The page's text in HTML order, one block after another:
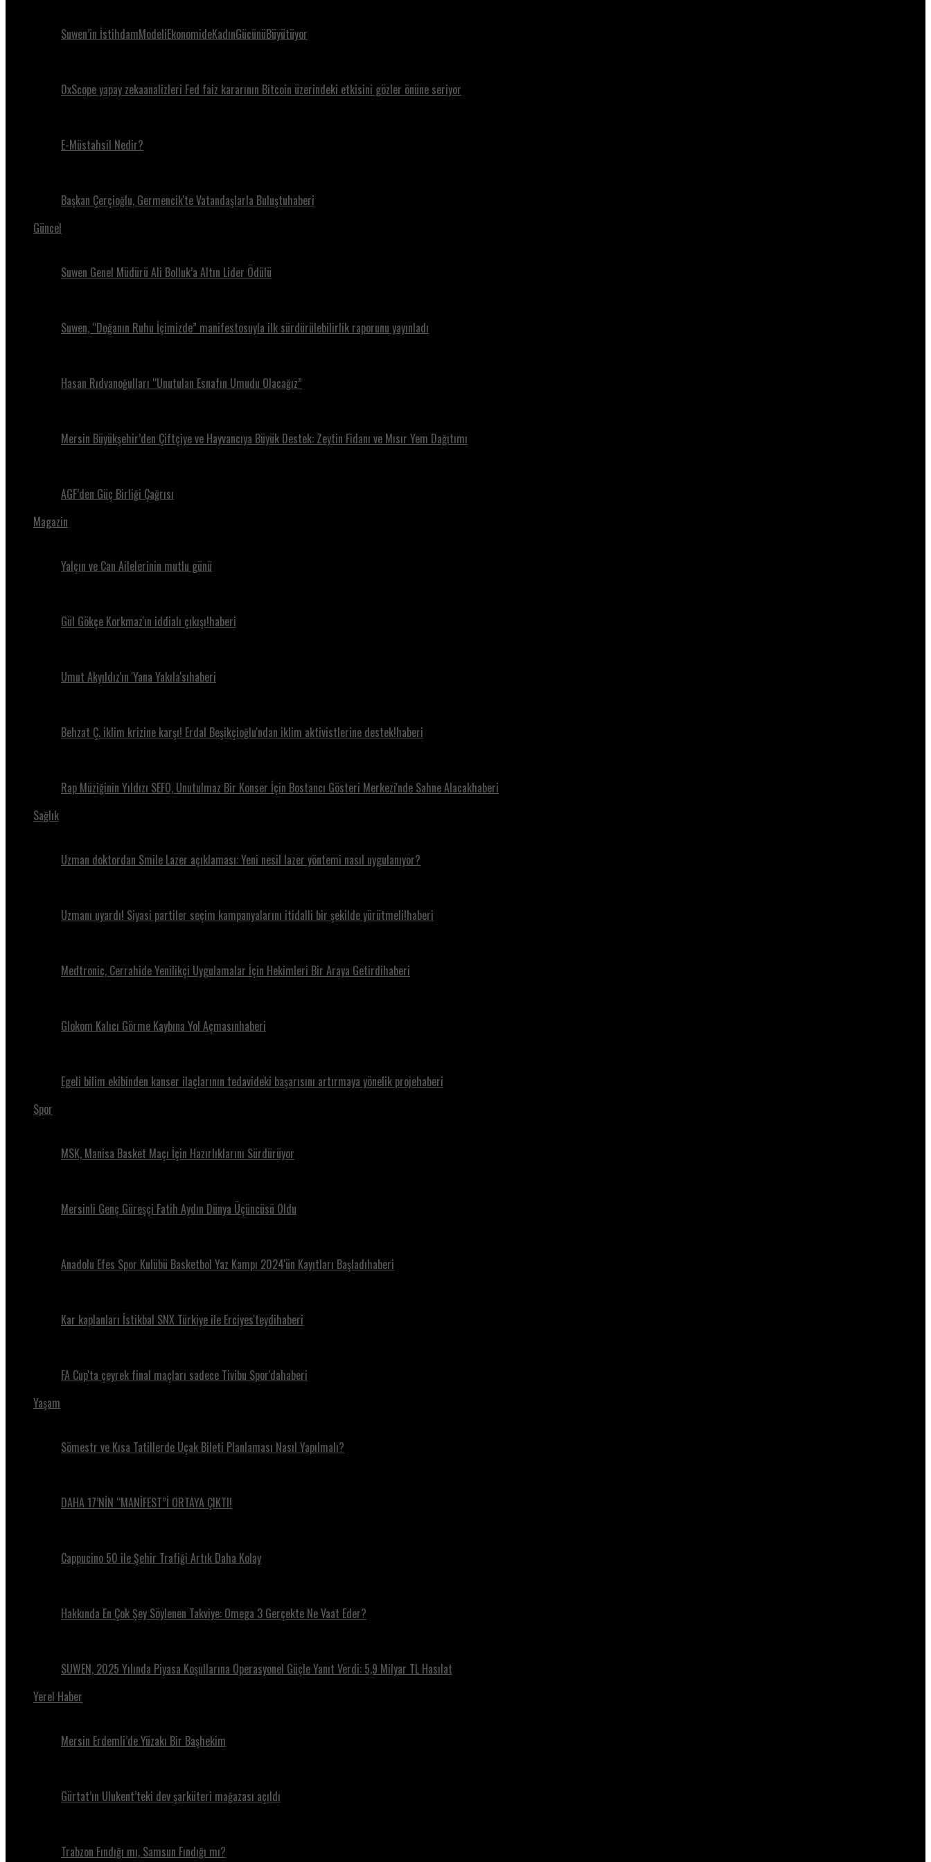
Suwen’in İstihdamModeliEkonomideKadınGücünüBüyütüyor
0xScope yapay zekaanalizleri Fed faiz kararının Bitcoin üzerindeki etkisini gözler önüne seriyor
E-Müstahsil Nedir?
Başkan Çerçioğlu, Germencik'te Vatandaşlarla Buluştuhaberi
Güncel
Suwen Genel Müdürü Ali Bolluk’a Altın Lider Ödülü
Suwen, “Doğanın Ruhu İçimizde” manifestosuyla ilk sürdürülebilirlik raporunu yayınladı
Hasan Rıdvanoğulları “Unutulan Esnafın Umudu Olacağız”
Mersin Büyükşehir’den Çiftçiye ve Hayvancıya Büyük Destek: Zeytin Fidanı ve Mısır Yem Dağıtımı
AGF’den Güç Birliği Çağrısı
Magazin
Yalçın ve Can Ailelerinin mutlu günü
Gül Gökçe Korkmaz'ın iddialı çıkışı!haberi
Umut Akyıldız'ın 'Yana Yakıla'sıhaberi
Behzat Ç. iklim krizine karşı! Erdal Beşikçioğlu'ndan iklim aktivistlerine destek!haberi
Rap Müziğinin Yıldızı SEFO, Unutulmaz Bir Konser İçin Bostancı Gösteri Merkezi'nde Sahne Alacakhaberi
Sağlık
Uzman doktordan Smile Lazer açıklaması: Yeni nesil lazer yöntemi nasıl uygulanıyor?
Uzmanı uyardı! Siyasi partiler seçim kampanyalarını itidalli bir şekilde yürütmeli!haberi
Medtronic, Cerrahide Yenilikçi Uygulamalar İçin Hekimleri Bir Araya Getirdihaberi
Glokom Kalıcı Görme Kaybına Yol Açmasınhaberi
Egeli bilim ekibinden kanser ilaçlarının tedavideki başarısını artırmaya yönelik projehaberi
Spor
MSK, Manisa Basket Maçı İçin Hazırlıklarını Sürdürüyor
Mersinli Genç Güreşçi Fatih Aydın Dünya Üçüncüsü Oldu
Anadolu Efes Spor Kulübü Basketbol Yaz Kampı 2024'ün Kayıtları Başladıhaberi
Kar kaplanları İstikbal SNX Türkiye ile Erciyes'teydihaberi
FA Cup'ta çeyrek final maçları sadece Tivibu Spor'dahaberi
Yaşam
Sömestr ve Kısa Tatillerde Uçak Bileti Planlaması Nasıl Yapılmalı?
DAHA 17’NİN “MANİFEST”İ ORTAYA ÇIKTI!
Cappucino 50 ile Şehir Trafiği Artık Daha Kolay
Hakkında En Çok Şey Söylenen Takviye: Omega 3 Gerçekte Ne Vaat Eder?
SUWEN, 2025 Yılında Piyasa Koşullarına Operasyonel Güçle Yanıt Verdi: 5,9 Milyar TL Hasılat
Yerel Haber
Mersin Erdemli’de Yüzakı Bir Başhekim
Gürtat’ın Ulukent’teki dev şarküteri mağazası açıldı
Trabzon Fındığı mı, Samsun Fındığı mı?